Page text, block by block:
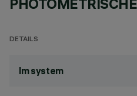
DETAILS
lm system